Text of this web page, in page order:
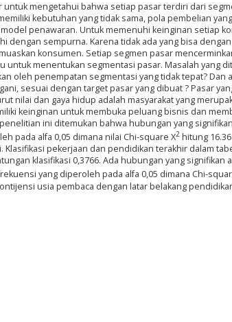
untuk mengetahui bahwa setiap pasar terdiri dari
kebutuhan yang tidak sama, pola pembelian
penawaran. Untuk memenuhi keinginan setiap
dengan sempurna. Karena tidak ada yang bisa
konsumen. Setiap segmen pasar
untuk menentukan segmentasi pasar. Masalah yang
oleh penempatan segmentasi yang tidak tepat? Dan
sesuai dengan target pasar yang dibuat ? Pasar
nilai dan gaya hidup adalah masyarakat yang
keinginan untuk membuka peluang bisnis dan
ini ditemukan bahwa hubungan yang
pada alfa 0,05 dimana nilai Chi-square X2 hitung
Klasifikasi pekerjaan dan pendidikan terakhir dalam
klasifikasi 0,3766. Ada hubungan yang signifikan
yang diperoleh pada alfa 0,05 dimana Chi-
usia pembaca dengan latar belakang